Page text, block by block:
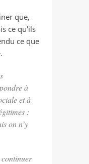
que,
ce qu'ils
ce que
à
et à
:
on n’y
continuer